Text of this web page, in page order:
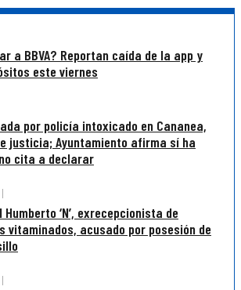
a BBVA? Reportan caída de la app y
este viernes
por policía intoxicado en Cananea,
justicia; Ayuntamiento afirma sí ha
cita a declarar
‘N’, exrecepcionista de
vitaminados, acusado por posesión de